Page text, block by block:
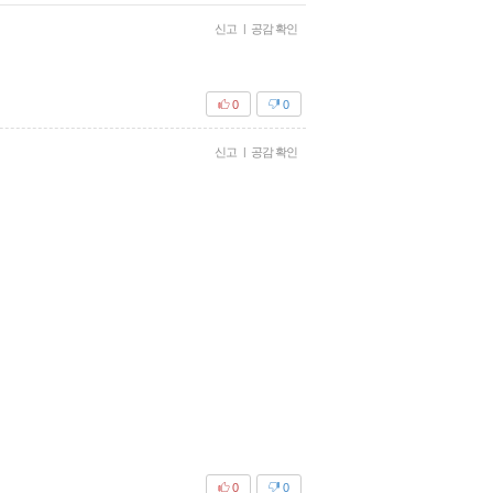
신고 | 공감 확인
0
0
신고 | 공감 확인
0
0